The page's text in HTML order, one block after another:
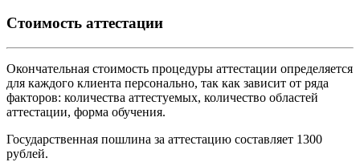
Стоимость аттестации
Окончательная стоимость процедуры аттестации определяется
для каждого клиента персонально, так как зависит от ряда
факторов: количества аттестуемых, количество областей
аттестации, форма обучения.
Государственная пошлина за аттестацию составляет 1300
рублей.